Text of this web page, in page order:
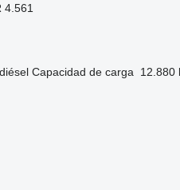
4.561
diésel Capacidad de carga 12.880